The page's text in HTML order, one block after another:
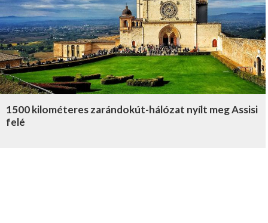
1500 kilométeres zarándokút-hálózat nyílt meg Assisi
felé